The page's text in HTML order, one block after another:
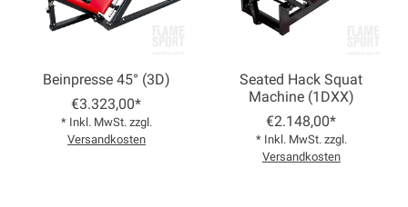
Beinpresse 45° (3D)
€3.323,00*
* Inkl. MwSt. zzgl.
Versandkosten
Seated Hack Squat
Machine (1DXX)
€2.148,00*
* Inkl. MwSt. zzgl.
Versandkosten